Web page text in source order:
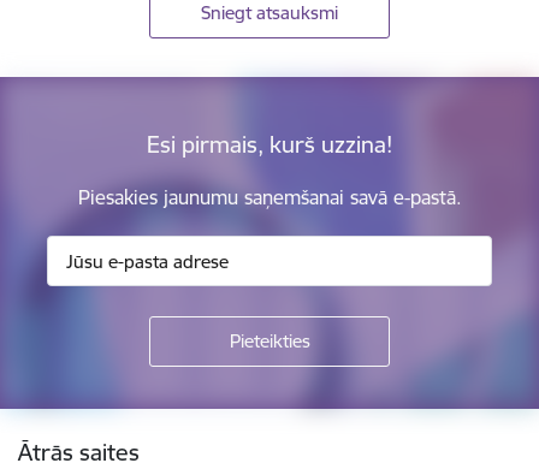
Sniegt atsauksmi
Esi pirmais, kurš uzzina!
Piesakies jaunumu saņemšanai savā e-pastā.
Kājene
Ātrās saites